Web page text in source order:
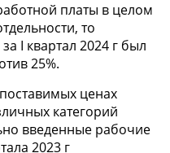
платы в целом
то
I квартал 2024 г был
25%.
ценах
категорий
введенные рабочие
2023 г